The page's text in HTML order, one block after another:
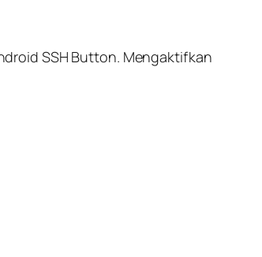
SSH Button. Mengaktifkan